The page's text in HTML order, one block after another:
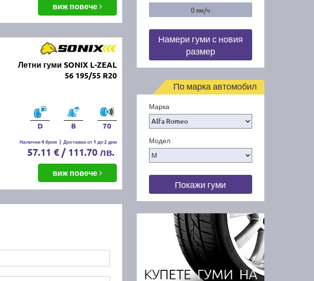
виж повече
Летни гуми SONIX L-ZEAL
56 195/55 R20
D B 70
Налични 4 броя | Доставка от 1 до 2 дни
57.11 € / 111.70 лв.
виж повече
0 км/ч
Намери гуми с новия
размер
По марка автомобил
Марка
Модел
Покажи гуми